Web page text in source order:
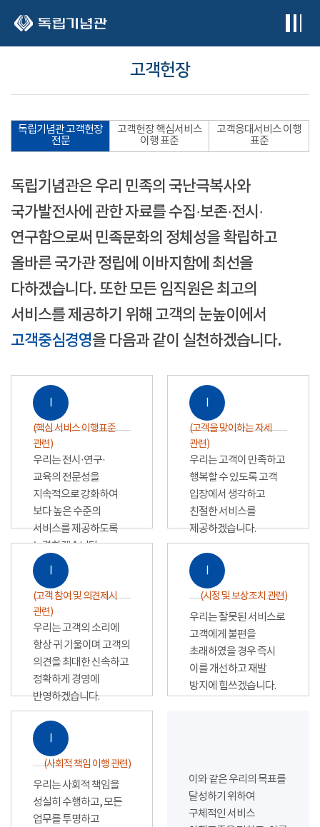
고객헌장
독립기념관 고객헌장
전문
고객헌장 핵심서비스
이행 표준
고객응대서비스 이행
표준
독립기념관은 우리 민족의 국난극복사와
국가발전사에 관한 자료를 수집·보존·전시·
연구함으로써 민족문화의 정체성을 확립하고
올바른 국가관 정립에 이바지함에 최선을
다하겠습니다. 또한 모든 임직원은 최고의
서비스를 제공하기 위해 고객의 눈높이에서
고객중심경영을 다음과 같이 실천하겠습니다.
Ⅰ
(핵심 서비스 이행표준
관련)
우리는 전시·연구·
교육의 전문성을
지속적으로 강화하여
보다 높은 수준의
서비스를 제공하도록
노력하겠습니다.
Ⅰ
(고객을 맞이하는 자세
관련)
우리는 고객이 만족하고
행복할 수 있도록 고객
입장에서 생각하고
친절한 서비스를
제공하겠습니다.
Ⅰ
(고객 참여 및 의견제시
관련)
우리는 고객의 소리에
항상 귀 기울이며 고객의
의견을 최대한 신속하고
정확하게 경영에
반영하겠습니다.
Ⅰ
(시정 및 보상조치 관련)
우리는 잘못된 서비스로
고객에게 불편을
초래하였을 경우 즉시
이를 개선하고 재발
방지에 힘쓰겠습니다.
Ⅰ
(사회적 책임 이행 관련)
우리는 사회적 책임을
성실히 수행하고, 모든
업무를 투명하고
이와 같은 우리의 목표를
달성하기 위하여
구체적인 서비스